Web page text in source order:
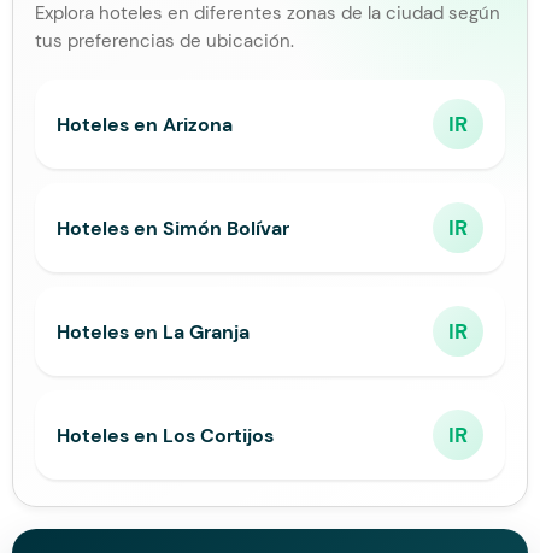
Explora hoteles en diferentes zonas de la ciudad según
tus preferencias de ubicación.
Hoteles en Arizona IR
Hoteles en Simón Bolívar IR
Hoteles en La Granja IR
Hoteles en Los Cortijos IR